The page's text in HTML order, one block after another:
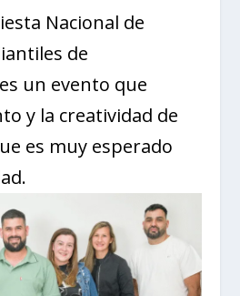
Nacional de
de
un evento que
y la creatividad de
es muy esperado